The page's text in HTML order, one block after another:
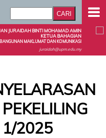
JURAIDAH BINTI MOHAMAD AMIN
KETUA BAHAGIAN
MAKLUMAT DAN KOMUNIKASI
juraidah@upm.edu.my
1/2025